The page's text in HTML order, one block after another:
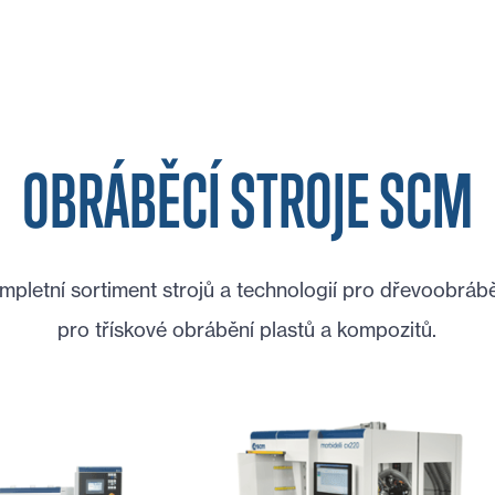
OBRÁBĚCÍ STROJE SCM
sortiment strojů a technologií pro
pro třískové obrábění plastů a kompozitů.